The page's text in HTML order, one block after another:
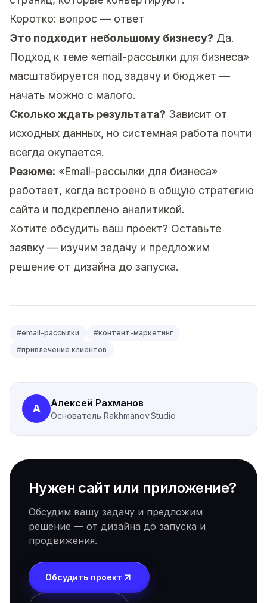
Коротко: вопрос — ответ
Это подходит небольшому бизнесу? Да.
Подход к теме «email-рассылки для бизнеса»
масштабируется под задачу и бюджет —
начать можно с малого.
Сколько ждать результата? Зависит от
исходных данных, но системная работа почти
всегда окупается.
Резюме: «Email-рассылки для бизнеса»
работает, когда встроено в общую стратегию
сайта и подкреплено аналитикой.
Хотите обсудить ваш проект? Оставьте
заявку — изучим задачу и предложим
решение от дизайна до запуска.
#email-рассылки #контент-маркетинг
#привлечение клиентов
А Алексей Рахманов
Основатель Rakhmanov.Studio
Нужен сайт или приложение?
Обсудим вашу задачу и предложим
решение — от дизайна до запуска и
продвижения.
Обсудить проект